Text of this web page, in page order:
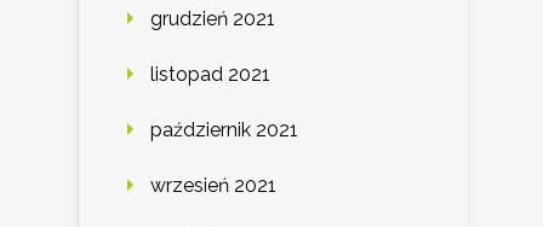
grudzień 2021
listopad 2021
październik 2021
wrzesień 2021